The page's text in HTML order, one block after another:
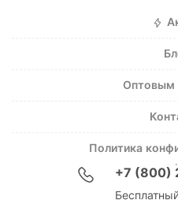
Оптовым
Политика
+7 (800)